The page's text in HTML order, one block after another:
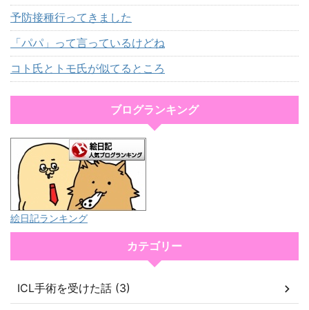
予防接種行ってきました
「パパ」って言っているけどね
コト氏とトモ氏が似てるところ
ブログランキング
絵日記ランキング
カテゴリー
ICL手術を受けた話 (3)